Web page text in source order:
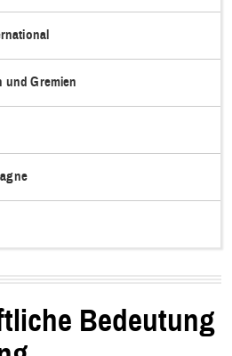
und Gremien
Bedeutung